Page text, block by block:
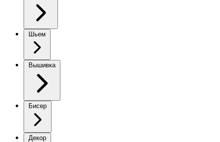
Шьем
Вышивка
Бисер
Декор